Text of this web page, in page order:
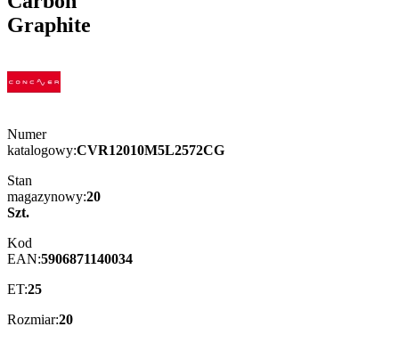
Graphite
Numer
katalogowy:CVR12010M5L2572CG
Stan
magazynowy:20
Szt.
Kod
EAN:5906871140034
ET:25
Rozmiar:20